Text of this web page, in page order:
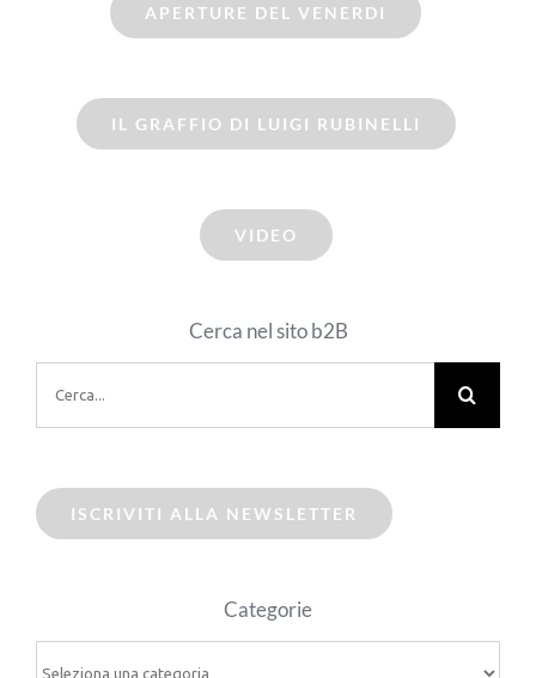
APERTURE DEL VENERDI
IL GRAFFIO DI LUIGI RUBINELLI
VIDEO
Cerca nel sito b2B
per:
ISCRIVITI ALLA NEWSLETTER
Categorie